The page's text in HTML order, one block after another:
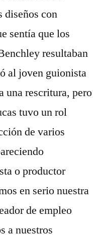
diseños con
sentía que los
resultaban
al joven guionista
una rescritura, pero
tuvo un rol
de varios
o productor
en serio nuestra
de empleo
a nuestros